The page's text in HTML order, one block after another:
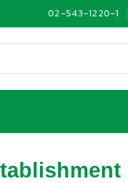
02-543-1220-1